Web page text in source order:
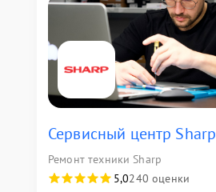
Сервисный центр Sharp
Ремонт техники Sharp
5,0240 оценки